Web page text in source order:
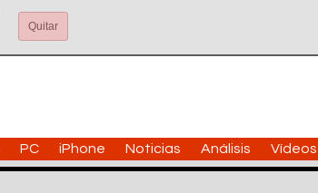
Quitar
PC iPhone Noticias Análisis Vídeos